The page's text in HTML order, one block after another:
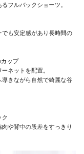
フルバックショーツ。
も安定感があり長時間の
ップ
ネットを配置。
きながら自然で綺麗な谷
や背中の段差をすっきり